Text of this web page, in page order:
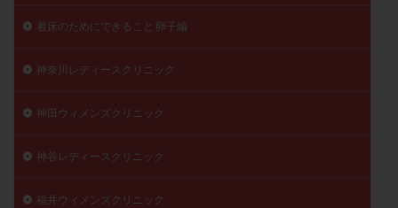
着床のためにできること 卵子編
神奈川レディースクリニック
神田ウィメンズクリニック
神谷レディースクリニック
福井ウィメンズクリニック